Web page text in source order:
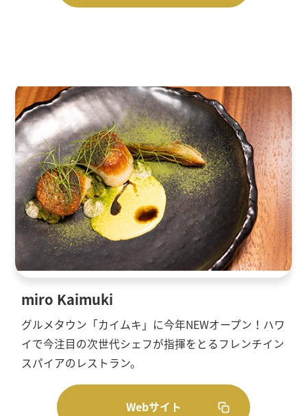
miro Kaimuki
グルメタウン「カイムキ」に今年NEWオープン！ハワ
イで今注目の次世代シェフが指揮をとるフレンチイン
スパイアのレストラン。
Webサイト